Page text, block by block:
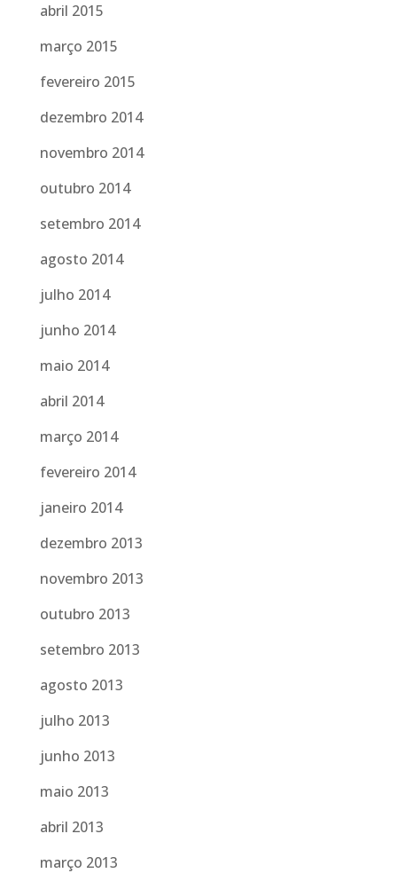
abril 2015
março 2015
fevereiro 2015
dezembro 2014
novembro 2014
outubro 2014
setembro 2014
agosto 2014
julho 2014
junho 2014
maio 2014
abril 2014
março 2014
fevereiro 2014
janeiro 2014
dezembro 2013
novembro 2013
outubro 2013
setembro 2013
agosto 2013
julho 2013
junho 2013
maio 2013
abril 2013
março 2013